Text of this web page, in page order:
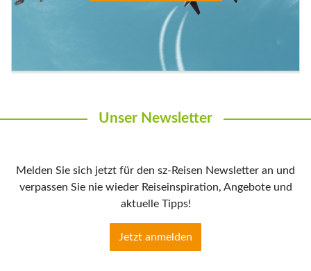
Unser Newsletter
Melden Sie sich jetzt für den sz-Reisen Newsletter an und
verpassen Sie nie wieder Reiseinspiration, Angebote und
aktuelle Tipps!
Jetzt anmelden